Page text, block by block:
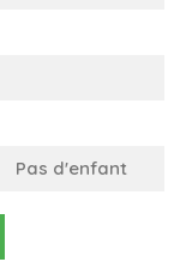
Pas d'enfant